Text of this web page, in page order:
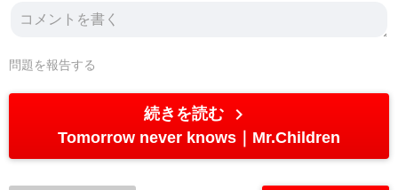
問題を報告する
続きを読む chevron_right
Tomorrow never knows Mr.Children